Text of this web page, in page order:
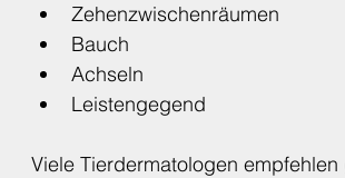
Zehenzwischenräumen
Bauch
Achseln
Leistengegend
Viele Tierdermatologen